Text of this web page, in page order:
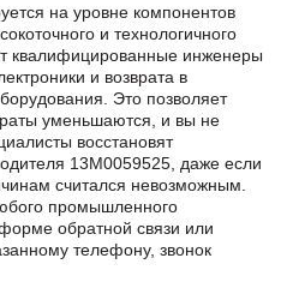
на уровне компонентов
и технологичного
квалифицированные инженеры
и возврата в
Это позволяет
уменьшаются, и вы не
восстановят
13M0059525, даже если
считался невозможным.
промышленного
обратной связи или
телефону, звонок